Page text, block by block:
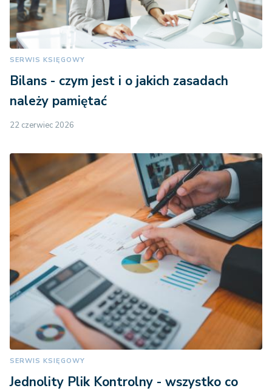
SERWIS KSIĘGOWY
Bilans - czym jest i o jakich zasadach
należy pamiętać
22 czerwiec 2026
SERWIS KSIĘGOWY
Jednolity Plik Kontrolny - wszystko co